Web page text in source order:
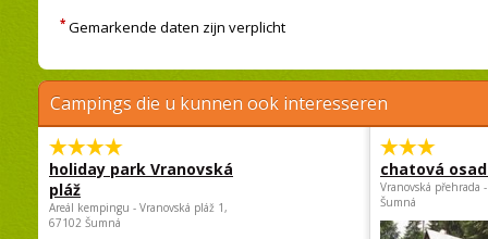
* Gemarkende daten zijn verplicht
Campings die u kunnen ook interesseren
holiday park Vranovská
pláž
Areál kempingu - Vranovská pláž 1,
67102 Šumná
chatová
Vranovská přehrada
Šumná